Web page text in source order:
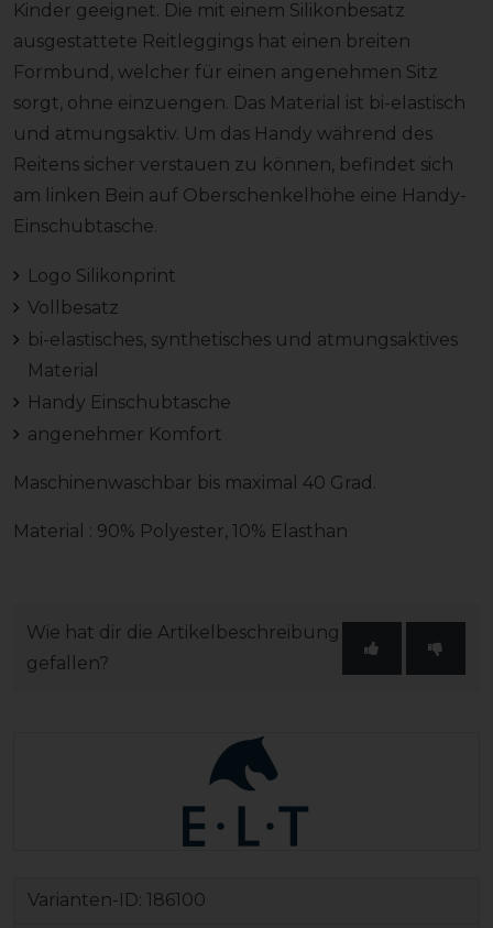
Kinder geeignet. Die mit einem Silikonbesatz
ausgestattete Reitleggings hat einen breiten
Formbund, welcher für einen angenehmen Sitz
sorgt, ohne einzuengen. Das Material ist bi-elastisch
und atmungsaktiv. Um das Handy während des
Reitens sicher verstauen zu können, befindet sich
am linken Bein auf Oberschenkelhöhe eine Handy-
Einschubtasche.
Logo Silikonprint
Vollbesatz
bi-elastisches, synthetisches und atmungsaktives
Material
Handy Einschubtasche
angenehmer Komfort
Maschinenwaschbar bis maximal 40 Grad.
Material : 90% Polyester, 10% Elasthan
Wie hat dir die Artikelbeschreibung
gefallen?
Varianten-ID: 186100